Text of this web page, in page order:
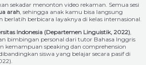
sekadar menonton video rekaman. Semua sesi
arah , sehingga anak kamu bisa langsung
berlatih berbicara layaknya di kelas internasional.
Indonesia (Departemen Linguistik, 2022)
bimbingan personal dari tutor Bahasa Inggris
kemampuan speaking dan comprehension
siswa yang belajar secara pasif di